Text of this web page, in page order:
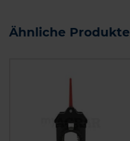
Ähnliche Produkte